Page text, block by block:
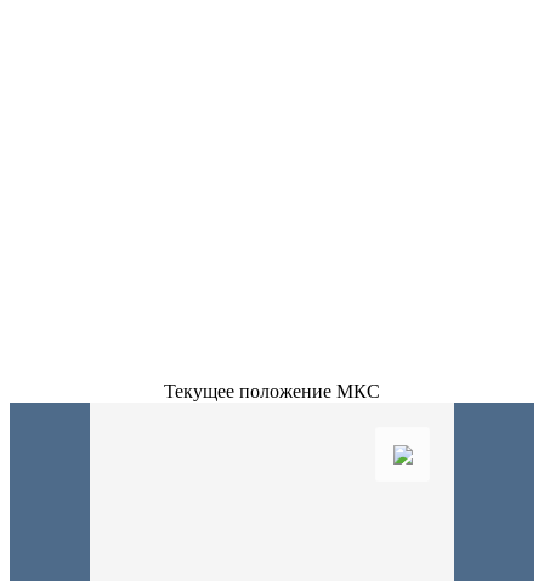
Текущее положение МКС